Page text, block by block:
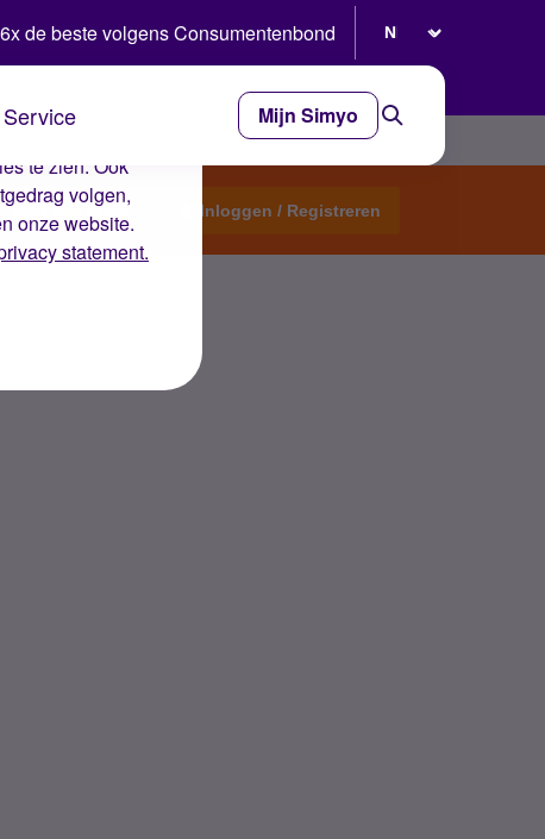
ervaring op de
te zien. Ook
volgen,
onze website.
statement.
de beste volgens Consumentenbond
Service Mijn Simyo
Start een topic Inloggen / Registreren